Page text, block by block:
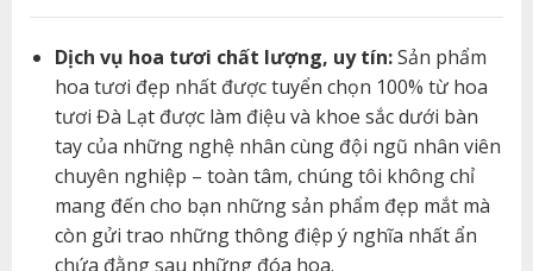
Dịch vụ hoa tươi chất lượng, uy tín:Sản phẩm
hoa tươi đẹp nhất được tuyển chọn 100% từ hoa
tươi Đà Lạt được làm điệu và khoe sắc dưới bàn
tay của những nghệ nhân cùng đội ngũ nhân viên
chuyên nghiệp – toàn tâm, chúng tôi không chỉ
mang đến cho bạn những sản phẩm đẹp mắt mà
còn gửi trao những thông điệp ý nghĩa nhất ẩn
chứa đằng sau những đóa hoa.